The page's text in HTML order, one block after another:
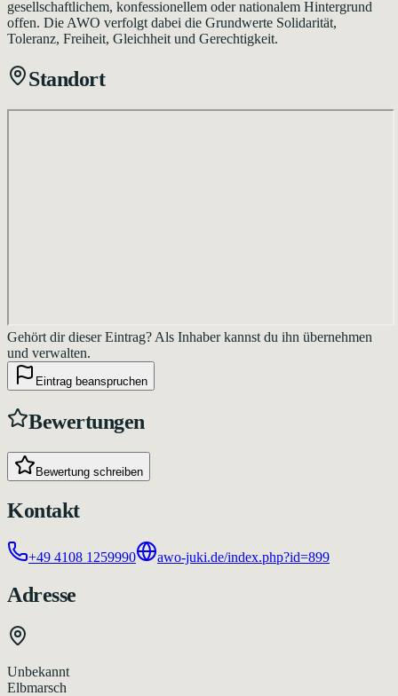
gesellschaftlichem, konfessionellem oder nationalem Hintergrund
offen. Die AWO verfolgt dabei die Grundwerte Solidarität,
Toleranz, Freiheit, Gleichheit und Gerechtigkeit.
Standort
Gehört dir dieser Eintrag? Als Inhaber kannst du ihn übernehmen
und verwalten.
Eintrag beanspruchen
Bewertungen
Bewertung schreiben
Kontakt
+49 4108 1259990 awo-juki.de/index.php?id=899
Adresse
Unbekannt
Elbmarsch